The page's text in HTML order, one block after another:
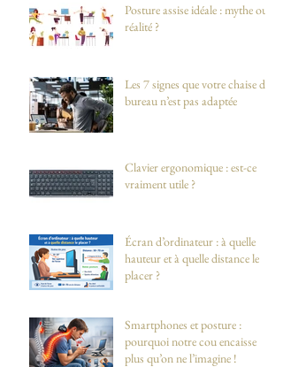
Posture assise idéale : mythe ou
réalité ?
Les 7 signes que votre chaise de
bureau n’est pas adaptée
Clavier ergonomique : est-ce
vraiment utile ?
Écran d’ordinateur : à quelle
hauteur et à quelle distance le
placer ?
Smartphones et posture :
pourquoi notre cou encaisse
plus qu’on ne l’imagine !